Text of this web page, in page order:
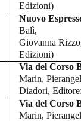
Edizioni)
Nuovo
Balì,
Giovanna
Edizioni)
Via del Corso
Marin,
Diadori,
Via del Corso
Marin,